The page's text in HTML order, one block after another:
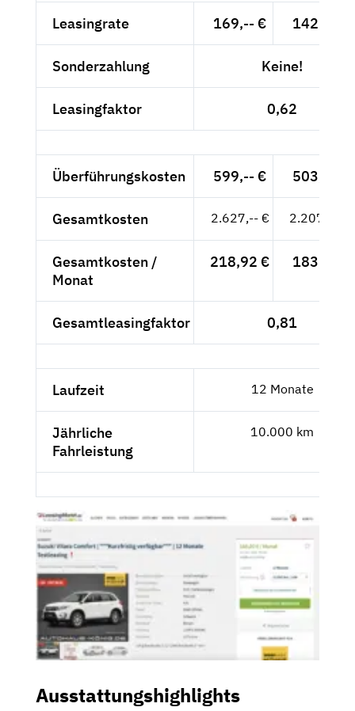
Leasingrate 169,-- € 142,02 €
Sonderzahlung Keine!
Leasingfaktor 0,62
Überführungskosten 599,-- € 503,36 €
Gesamtkosten 2.627,-- € 2.207,56 €
Gesamtkosten /
Monat
218,92 € 183,96 €
Gesamtleasingfaktor 0,81
Laufzeit 12 Monate
Jährliche
Fahrleistung
10.000 km
Ausstattungshighlights